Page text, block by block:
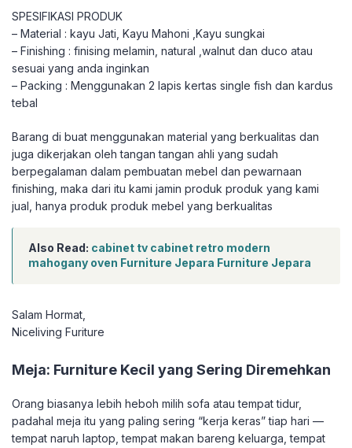
SPESIFIKASI PRODUK
– Material : kayu Jati, Kayu Mahoni ,Kayu sungkai
– Finishing : finising melamin, natural ,walnut dan duco atau
sesuai yang anda inginkan
– Packing : Menggunakan 2 lapis kertas single fish dan kardus
tebal
Barang di buat menggunakan material yang berkualitas dan
juga dikerjakan oleh tangan tangan ahli yang sudah
berpegalaman dalam pembuatan mebel dan pewarnaan
finishing, maka dari itu kami jamin produk produk yang kami
jual, hanya produk produk mebel yang berkualitas
Also Read: cabinet tv cabinet retro modern
mahogany oven Furniture Jepara Furniture Jepara
Salam Hormat,
Niceliving Furiture
Meja: Furniture Kecil yang Sering Diremehkan
Orang biasanya lebih heboh milih sofa atau tempat tidur,
padahal meja itu yang paling sering “kerja keras” tiap hari —
tempat naruh laptop, tempat makan bareng keluarga, tempat